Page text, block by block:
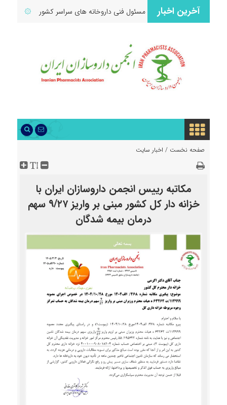
آخرین اخبار
ارجمند موسس و مسئول فنی داروخانه های سراسر کشور ۞ تشکیل
صفحه نخست / اخبار سایت
مکاتبه رییس انجمن داروسازان ایران با
خزانه دار کل کشور مبنی بر واریز ۹/۲۷ سهم
درمان بیمه شدگان